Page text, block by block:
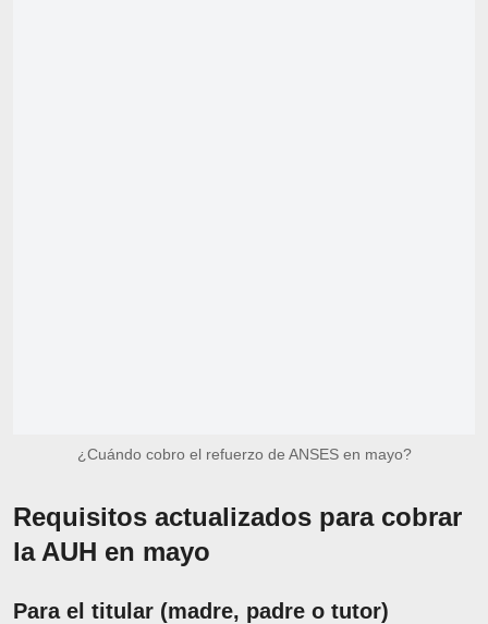
¿Cuándo cobro el refuerzo de ANSES en mayo?
Requisitos actualizados para cobrar
la AUH en mayo
Para el titular (madre, padre o tutor)